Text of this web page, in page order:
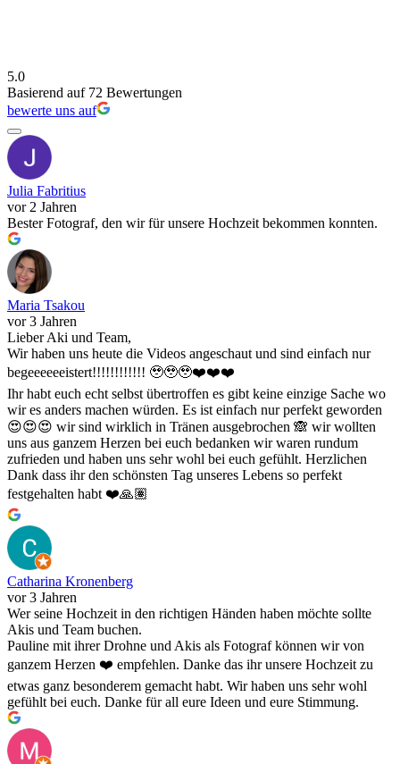
5.0
Basierend auf 72 Bewertungen
bewerte uns auf
Julia Fabritius
vor 2 Jahren
Bester Fotograf, den wir für unsere Hochzeit bekommen konnten.
Maria Tsakou
vor 3 Jahren
Lieber Aki und Team,
Wir haben uns heute die Videos angeschaut und sind einfach nur
begeeeeeeistert!!!!!!!!!!!! 🥹🥹🥹❤️❤️❤️
Ihr habt euch echt selbst übertroffen es gibt keine einzige Sache wo
wir es anders machen würden. Es ist einfach nur perfekt geworden
😍😍😍 wir sind wirklich in Tränen ausgebrochen 🙈 wir wollten
uns aus ganzem Herzen bei euch bedanken wir waren rundum
zufrieden und haben uns sehr wohl bei euch gefühlt. Herzlichen
Dank dass ihr den schönsten Tag unseres Lebens so perfekt
festgehalten habt ❤️🙏🏽
Catharina Kronenberg
vor 3 Jahren
Wer seine Hochzeit in den richtigen Händen haben möchte sollte
Akis und Team buchen.
Pauline mit ihrer Drohne und Akis als Fotograf können wir von
ganzem Herzen ❤️ empfehlen. Danke das ihr unsere Hochzeit zu
etwas ganz besonderem gemacht habt. Wir haben uns sehr wohl
gefühlt bei euch. Danke für all eure Ideen und eure Stimmung.